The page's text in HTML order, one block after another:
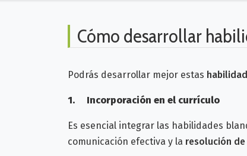
Cómo desarrollar
Podrás desarrollar mejor estas
1. Incorporación en el currículo
Es esencial integrar las habilidades
comunicación efectiva y la resolución